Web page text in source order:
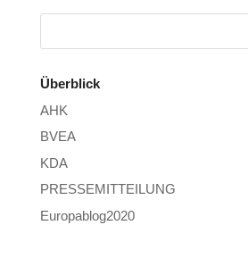
Überblick
AHK
BVEA
KDA
PRESSEMITTEILUNG
Europablog2020